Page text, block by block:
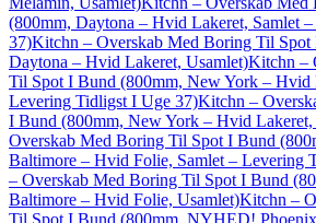
(800mm, Daytona – Hvid Lakeret, Samlet
37)Kitchn – Overskab Med Boring Til Spot
Daytona – Hvid Lakeret, Usamlet)Kitchn –
Til Spot I Bund (800mm, New York – Hvid
Levering Tidligst I Uge 37)Kitchn –
I Bund (800mm, New York – Hvid Lakeret,
Overskab Med Boring Til Spot I Bund
Baltimore – Hvid Folie, Samlet – Levering
– Overskab Med Boring Til Spot I Bund
Baltimore – Hvid Folie, Usamlet)Kitchn –
Til Spot I Bund (800mm, NYHED!